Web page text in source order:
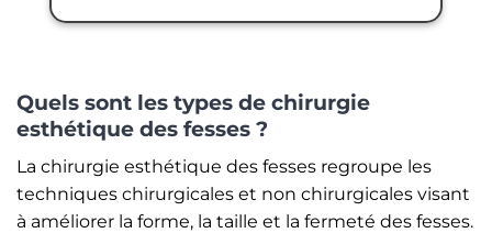
Quels sont les types de chirurgie
esthétique des fesses ?
La chirurgie esthétique des fesses regroupe les
techniques chirurgicales et non chirurgicales visant
à améliorer la forme, la taille et la fermeté des fesses.